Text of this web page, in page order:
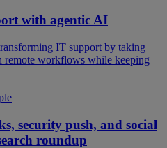
with agentic AI
IT support by taking
remote workflows while keeping
security push, and social
roundup